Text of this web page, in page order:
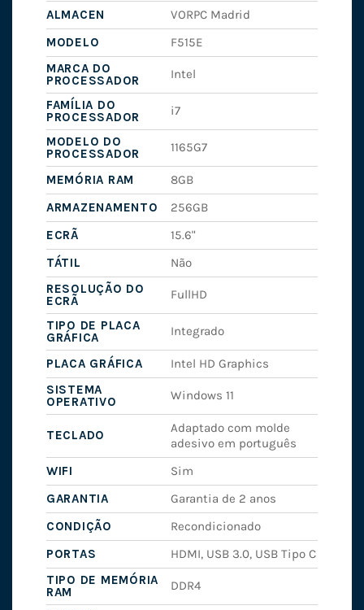
ALMACEN
VORPC Madrid
MODELO
F515E
MARCA DO
PROCESSADOR
Intel
FAMÍLIA DO
PROCESSADOR
i7
MODELO DO
PROCESSADOR
1165G7
MEMÓRIA RAM
8GB
ARMAZENAMENTO
256GB
ECRÃ
15.6"
TÁTIL
Não
RESOLUÇÃO DO
ECRÃ
FullHD
TIPO DE PLACA
GRÁFICA
Integrado
PLACA GRÁFICA
Intel HD Graphics
SISTEMA
OPERATIVO
Windows 11
TECLADO
Adaptado com molde
adesivo em português
WIFI
Sim
GARANTIA
Garantia de 2 anos
CONDIÇÃO
Recondicionado
PORTAS
HDMI, USB 3.0, USB Tipo C
TIPO DE MEMÓRIA
RAM
DDR4